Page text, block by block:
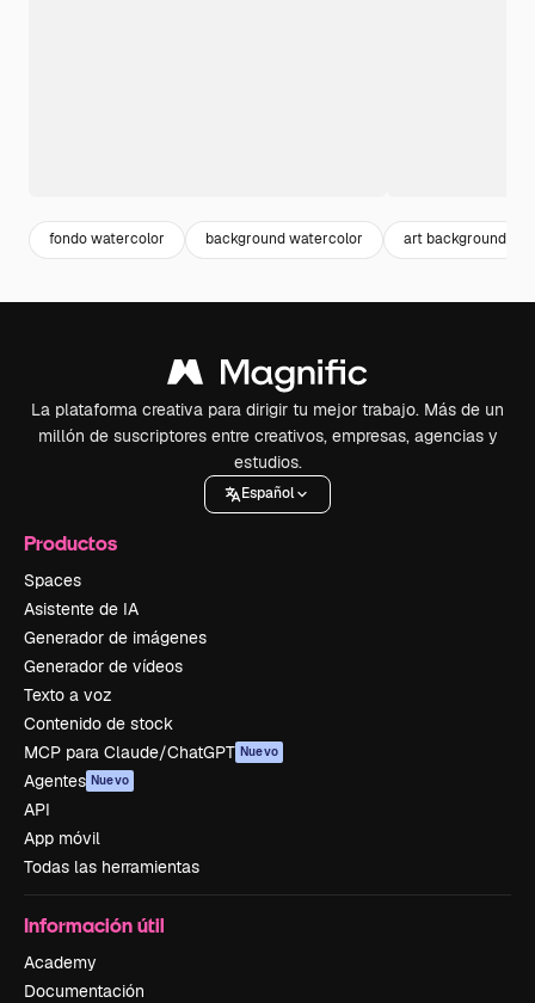
fondo watercolor background watercolor art background
La plataforma creativa para dirigir tu mejor trabajo. Más de un
millón de suscriptores entre creativos, empresas, agencias y
estudios.
Español
Productos
Spaces
Asistente de IA
Generador de imágenes
Generador de vídeos
Texto a voz
Contenido de stock
MCP para Claude/ChatGPT Nuevo
Agentes Nuevo
API
App móvil
Todas las herramientas
Información útil
Academy
Documentación